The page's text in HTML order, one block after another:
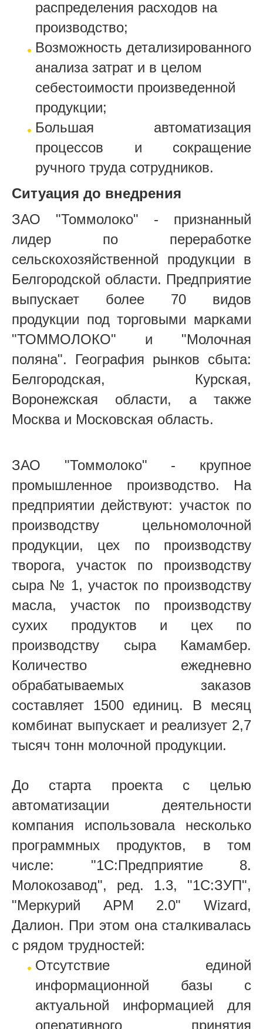
распределения расходов на
производство;
Возможность детализированного
анализа затрат и в целом
себестоимости произведенной
продукции;
Большая автоматизация
процессов и сокращение
ручного труда сотрудников.
Ситуация до внедрения
ЗАО "Томмолоко" - признанный
лидер по переработке
сельскохозяйственной продукции в
Белгородской области. Предприятие
выпускает более 70 видов
продукции под торговыми марками
"ТОММОЛОКО" и "Молочная
поляна". География рынков сбыта:
Белгородская, Курская,
Воронежская области, а также
Москва и Московская область.
ЗАО "Томмолоко" - крупное
промышленное производство. На
предприятии действуют: участок по
производству цельномолочной
продукции, цех по производству
творога, участок по производству
сыра № 1, участок по производству
масла, участок по производству
сухих продуктов и цех по
производству сыра Камамбер.
Количество ежедневно
обрабатываемых заказов
составляет 1500 единиц. В месяц
комбинат выпускает и реализует 2,7
тысяч тонн молочной продукции.
До старта проекта с целью
автоматизации деятельности
компания использовала несколько
программных продуктов, в том
числе: "1С:Предприятие 8.
Молокозавод", ред. 1.3, "1С:ЗУП",
"Меркурий АРМ 2.0" Wizard,
Далион. При этом она сталкивалась
с рядом трудностей:
Отсутствие единой
информационной базы с
актуальной информацией для
оперативного принятия